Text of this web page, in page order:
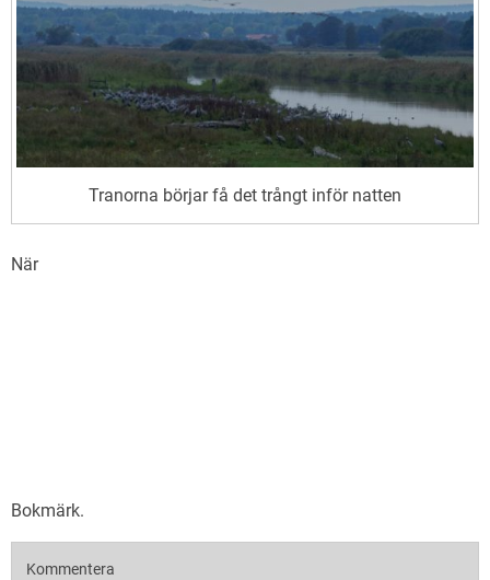
Tranorna börjar få det trångt inför natten
När
Bokmärk.
Kommentera